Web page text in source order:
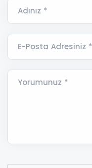
Adınız *
E-Posta Adresiniz *
Yorumunuz *